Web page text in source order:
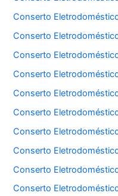
Conserto
Conserto
Conserto
Conserto
Conserto
Conserto
Conserto
Conserto
Conserto
Conserto